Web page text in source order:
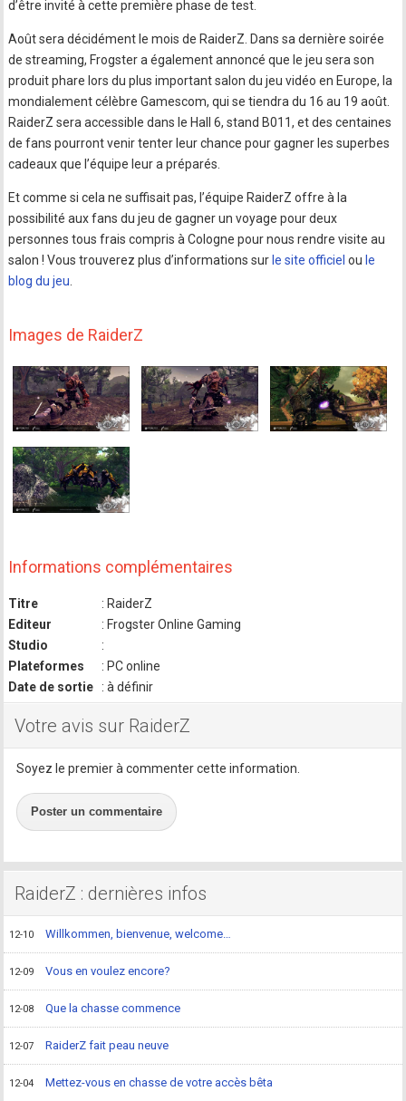
d’être invité à cette première phase de test.
Août sera décidément le mois de RaiderZ. Dans sa dernière soirée
de streaming, Frogster a également annoncé que le jeu sera son
produit phare lors du plus important salon du jeu vidéo en Europe, la
mondialement célèbre Gamescom, qui se tiendra du 16 au 19 août.
RaiderZ sera accessible dans le Hall 6, stand B011, et des centaines
de fans pourront venir tenter leur chance pour gagner les superbes
cadeaux que l’équipe leur a préparés.
Et comme si cela ne suffisait pas, l’équipe RaiderZ offre à la
possibilité aux fans du jeu de gagner un voyage pour deux
personnes tous frais compris à Cologne pour nous rendre visite au
salon ! Vous trouverez plus d’informations sur le site officiel ou le
blog du jeu
Images de RaiderZ
Informations complémentaires
Titre
: RaiderZ
Editeur
: Frogster Online Gaming
Studio
:
Plateformes
: PC online
Date de sortie
: à définir
Votre avis sur RaiderZ
Soyez le premier à commenter cette information.
Poster un commentaire
RaiderZ : dernières infos
12-10 Willkommen, bienvenue, welcome…
12-09 Vous en voulez encore?
12-08 Que la chasse commence
12-07 RaiderZ fait peau neuve
12-04 Mettez-vous en chasse de votre accès bêta